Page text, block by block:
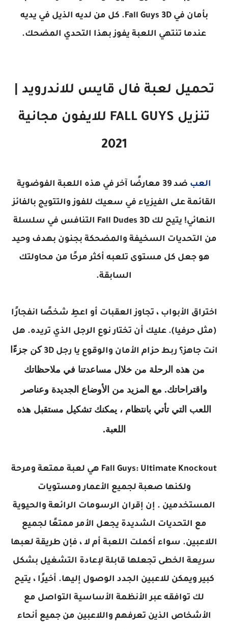
بأمان في Fall Guys 3D. كل من لديه الذيل في يديه
عندما تنتهي اللعبة يفوز بهذا التحدي المضحك.
تحميل لعبة فال قايس للاندرويد |
تنزيل FALL GUYS للايفون مجانية
2021
العب
ضد 39 معارضًا آخر في هذه اللعبة الفوضوية
القائمة على الفيزياء في سعيك للفوز والتتويج بالفائز
النهائي! يتيح لك Fall Dudes 3D التنافس في سلسلة
من التحديات السخيفة والمضحكة بجنون بهدف وحيد
هو جعل كل مستوى تلعبه أكثر مرحًا من محاولتك
السابقة.
اختراق الأبواب ، تجاوز العقبات أو اعطِ شخصًا انفجارًا
(مثل حرفيا). عليك أن تختار نوع الرجل الذي تريده. هل
انت جاهز؟ ربط حزام الأمان والوقوع يا رجل 3D
كن جزءًا
من هذه الرحلة من خلال مساعدتنا في ملاحظاتك
واقتراحاتك. مع المزيد من الأوضاع الجديدة وعناصر
اللعب التي تأتي بانتظام ، يمكنك تشكيل مستقبل هذه
اللعبة.
Fall Guys: Ultimate Knockout هي لعبة ممتعة ومرحة
ولكنها صعبة لجميع الأعمار ومستويات
المستخدمين . إن إقران الرسومات الرائعة والحيوية
مع التحديات الشديدة يجعل الأمر ممتعًا لجميع
اللاعبين. سواء أكملت اللعبة أم لا ، فإن طريقة لعبها
سريعة الخطى تجعلها قابلة لإعادة التشغيل بشكل
كبير ويمكن للاعبين الجدد الوصول إليها. أخيرًا ، يتيح
لك توافقه عبر الأنظمة الأساسية التواصل مع
الأشخاص الذين تعرفهم واللاعبين من جميع أنحاء